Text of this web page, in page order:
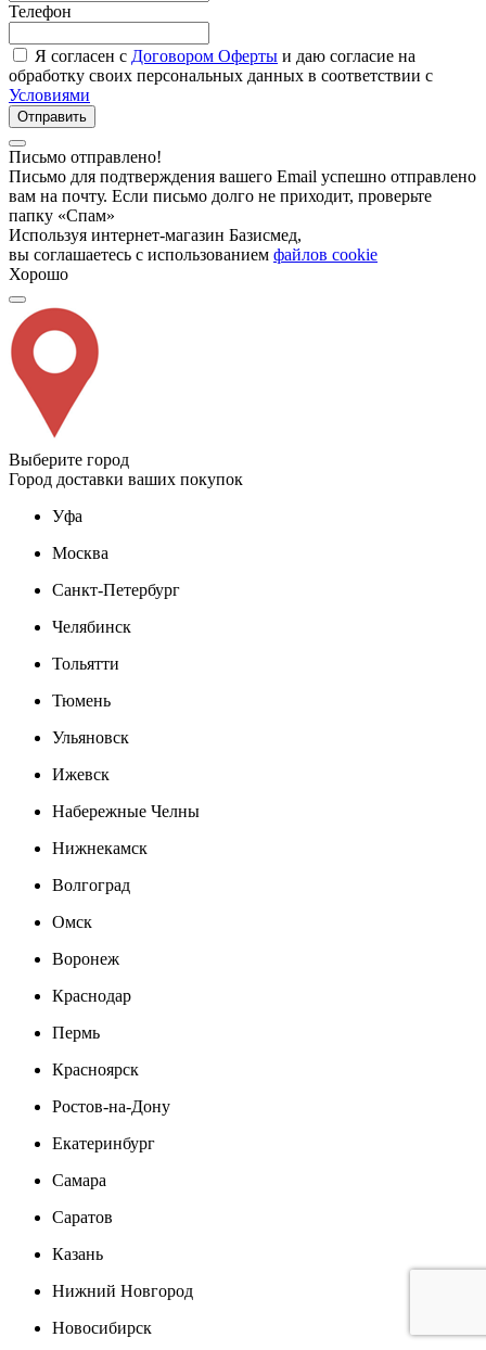
Телефон
Я согласен с Договором Оферты и даю согласие на
обработку своих персональных данных в соответствии с
Условиями
Отправить
Письмо отправлено!
Письмо для подтверждения вашего Email успешно отправлено
вам на почту. Если письмо долго не приходит, проверьте
папку «Спам»
Используя интернет-магазин Базисмед,
вы соглашаетесь с использованием файлов cookie
Хорошо
Выберите город
Город доставки ваших покупок
Уфа
Москва
Санкт-Петербург
Челябинск
Тольятти
Тюмень
Ульяновск
Ижевск
Набережные Челны
Нижнекамск
Волгоград
Омск
Воронеж
Краснодар
Пермь
Красноярск
Ростов-на-Дону
Екатеринбург
Самара
Саратов
Казань
Нижний Новгород
Новосибирск